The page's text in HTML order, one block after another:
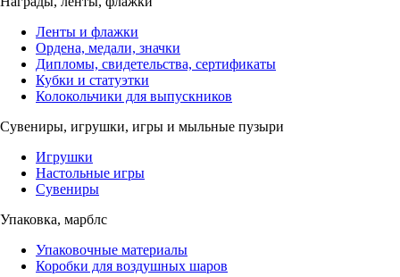
Ленты и флажки
Ордена, медали, значки
Дипломы, свидетельства, сертификаты
Кубки и статуэтки
Колокольчики для выпускников
Сувениры, игрушки, игры и мыльные пузыри
Игрушки
Настольные игры
Сувениры
Упаковка, марблс
Упаковочные материалы
Коробки для воздушных шаров